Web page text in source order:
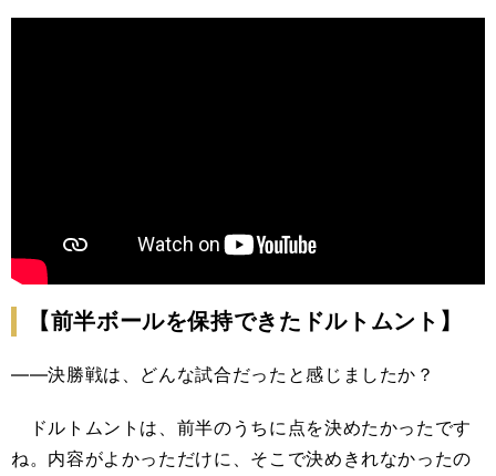
【前半ボールを保持できたドルトムント】
――決勝戦は、どんな試合だったと感じましたか？
ドルトムントは、前半のうちに点を決めたかったです
ね。内容がよかっただけに、そこで決めきれなかったの